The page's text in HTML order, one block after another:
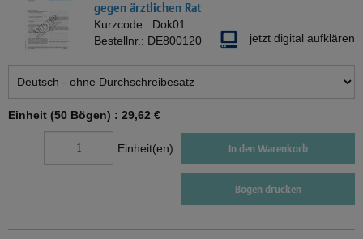
gegen ärztlichen Rat
Kurzcode: Dok01
Bestellnr.: DE800120 jetzt digital aufklären
Einheit (50 Bögen) : 29,62 €
Einheit(en) In den Warenkorb
Bogen drucken